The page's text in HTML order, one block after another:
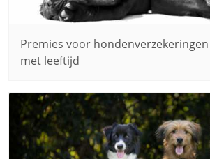
Premies voor
met leeftijd